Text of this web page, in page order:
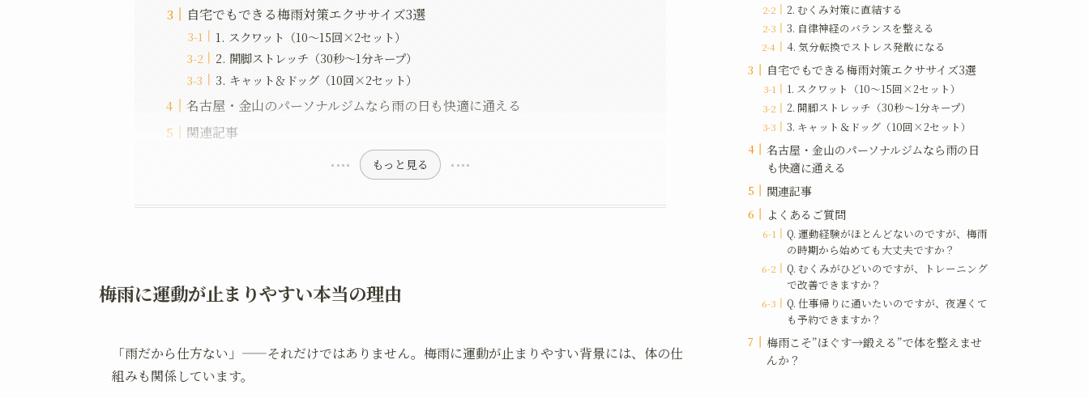
自宅でもできる梅雨対策エクササイズ3選
1. スクワット（10〜15回×2セット）
2. 開脚ストレッチ（30秒〜1分キープ）
3. キャット＆ドッグ（10回×2セット）
名古屋・金山のパーソナルジムなら雨の日も快適に通える
関連記事
もっと見る
梅雨に運動が止まりやすい本当の理由
「雨だから仕方ない」——それだけではありません。梅雨に運動が止まりやすい背景には、体の仕
組みも関係しています。
2. むくみ対策に直結する
3. 自律神経のバランスを整える
4. 気分転換でストレス発散になる
自宅でもできる梅雨対策エクササイズ3選
1. スクワット（10〜15回×2セット）
2. 開脚ストレッチ（30秒〜1分キープ）
3. キャット＆ドッグ（10回×2セット）
名古屋・金山のパーソナルジムなら雨の日
も快適に通える
関連記事
よくあるご質問
Q. 運動経験がほとんどないのですが、梅雨
の時期から始めても大丈夫ですか？
Q. むくみがひどいのですが、トレーニング
で改善できますか？
Q. 仕事帰りに通いたいのですが、夜遅くて
も予約できますか？
梅雨こそ”ほぐす→鍛える”で体を整えませ
んか？